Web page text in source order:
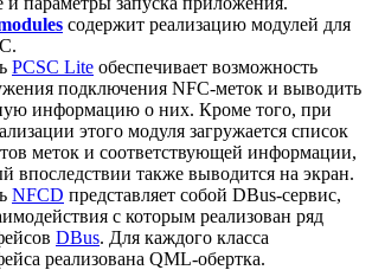
содержит реализацию модулей для
PCSC Lite обеспечивает возможность
подключения NFC-меток и выводить
информацию о них. Кроме того, при
этого модуля загружается список
меток и соответствующей информации,
впоследствии также выводится на экран.
NFCD представляет собой DBus-сервис,
с которым реализован ряд
DBus. Для каждого класса
реализована QML-обертка.